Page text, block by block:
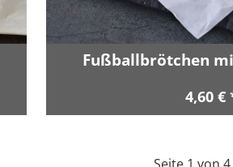
Fußballbrötchen
4,60 €